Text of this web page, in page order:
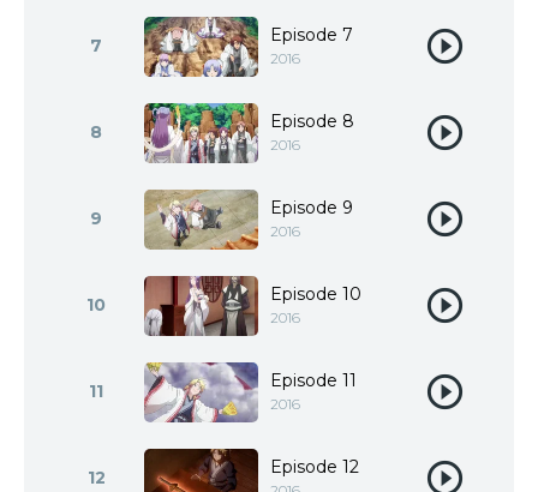
7 Episode 7
2016
8 Episode 8
2016
9 Episode 9
2016
10 Episode 10
2016
11 Episode 11
2016
12 Episode 12